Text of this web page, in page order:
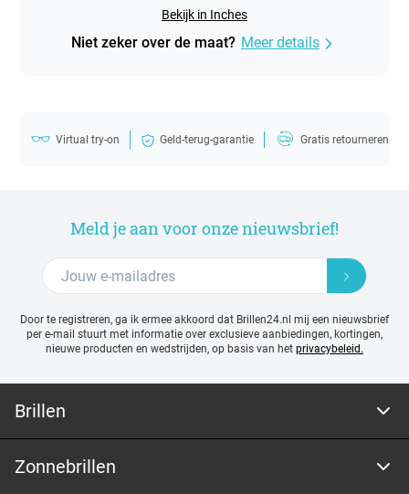
Bekijk in Inches
Niet zeker over de maat? Meer details
Virtual try-on Geld-terug-garantie Gratis retourneren
Meld je aan voor onze nieuwsbrief!
Door te registreren, ga ik ermee akkoord dat Brillen24.nl mij een nieuwsbrief
per e-mail stuurt met informatie over exclusieve aanbiedingen, kortingen,
nieuwe producten en wedstrijden, op basis van het privacybeleid.
Brillen
Zonnebrillen